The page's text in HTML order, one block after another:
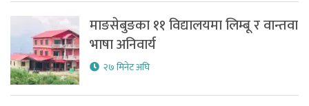
माङसेबुङका ११ विद्यालयमा लिम्बू र वान्तवा
भाषा अनिवार्य
२७ मिनेट अघि